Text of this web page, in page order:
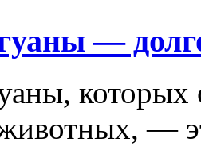
—
которых
—